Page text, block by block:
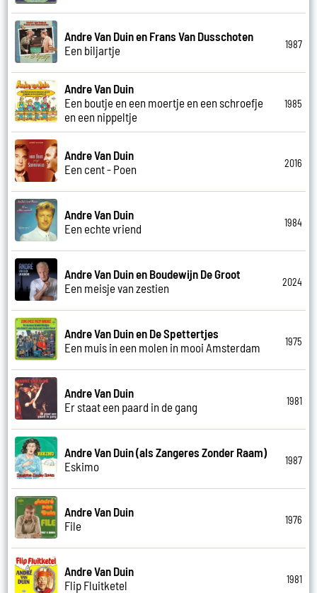
Andre Van Duin en Frans Van Dusschoten
Een biljartje
1987
Andre Van Duin
Een boutje en een moertje en een schroefje
en een nippeltje
1985
Andre Van Duin
Een cent - Poen
2016
Andre Van Duin
Een echte vriend
1984
Andre Van Duin en Boudewijn De Groot
Een meisje van zestien
2024
Andre Van Duin en De Spettertjes
Een muis in een molen in mooi Amsterdam
1975
Andre Van Duin
Er staat een paard in de gang
1981
Andre Van Duin (als Zangeres Zonder Raam)
Eskimo
1987
Andre Van Duin
File
1976
Andre Van Duin
Flip Fluitketel
1981